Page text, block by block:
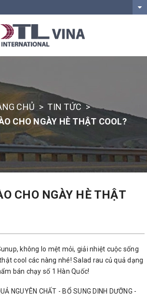
CHỦ > TIN TỨC >
CHO NGÀY HÈ THẬT COOL?
CHO NGÀY HÈ THẬT
không lo mệt mỏi, giải nhiệt cuộc sống
cool các nàng nhé! Salad rau củ quả dạng
bán chạy số 1 Hàn Quốc!
NGUYÊN CHẤT - BỔ SUNG DINH DƯỠNG -